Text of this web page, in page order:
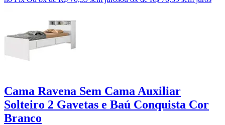
Cama Ravena Sem Cama Auxiliar
Solteiro 2 Gavetas e Baú Conquista Cor
Branco